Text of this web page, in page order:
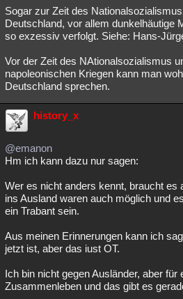
Sogar zur Zeit des
Deutschland, vor allem dunkelhäutige
so exzessiv verfolgt. Siehe: Hans-
Vor der Zeit des NAtionalsozialismus
napoleonischen Kriegen kann man
Deutschland sprechen.
history_x
@emanon
Hm ich kann dazu nur sagen:
Wer es nicht anders kennt, braucht es
ins Ausland waren auch möglich und
ein Trabant sein.
Aus meinen Erinnerungen kann ich
jetzt ist, aber das iust OT.
Ich bin nicht gegen Ausländer, aber für
Zusammenleben und das gibt es